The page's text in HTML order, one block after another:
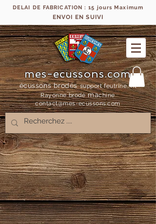
DELAI DE FABRICATION : 15 jours Maximum
ENVOI EN SUIVI
mes-ecussons.com
écussons brodés support feutrine, fil
Rayonne brodémachine
contact@mes-ecussons.com